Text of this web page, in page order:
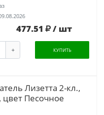
477.51 / шт
+ КУПИТЬ
Лизетта 2-кл.,
цвет Песочное